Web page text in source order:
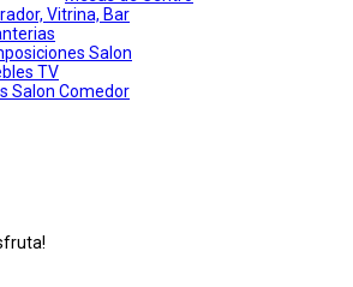
Vitrina, Bar
Salon
TV
Salon Comedor